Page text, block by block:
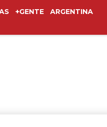
+GENTE
ARGENTINA